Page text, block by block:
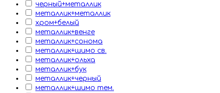
черный+металлик
металлик+металлик
хром+белый
металлик+венге
металлик+сонома
металлик+шимо св.
металлик+ольха
металлик+бук
металлик+черный
металлик+шимо тем.